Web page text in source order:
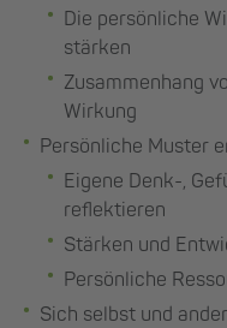
Die persönliche
stärken
Zusammenhang
Wirkung
Persönliche Muster
Eigene Denk-,
reflektieren
Stärken und
Persönliche
Sich selbst und